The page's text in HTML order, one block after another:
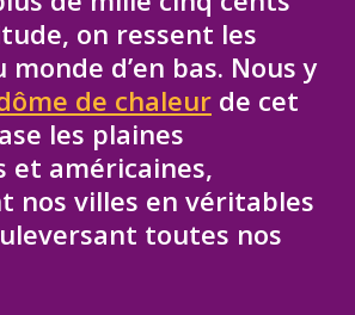
on ressent les
monde d’en bas. Nous y
de chaleur de cet
les plaines
et américaines,
nos villes en véritables
toutes nos